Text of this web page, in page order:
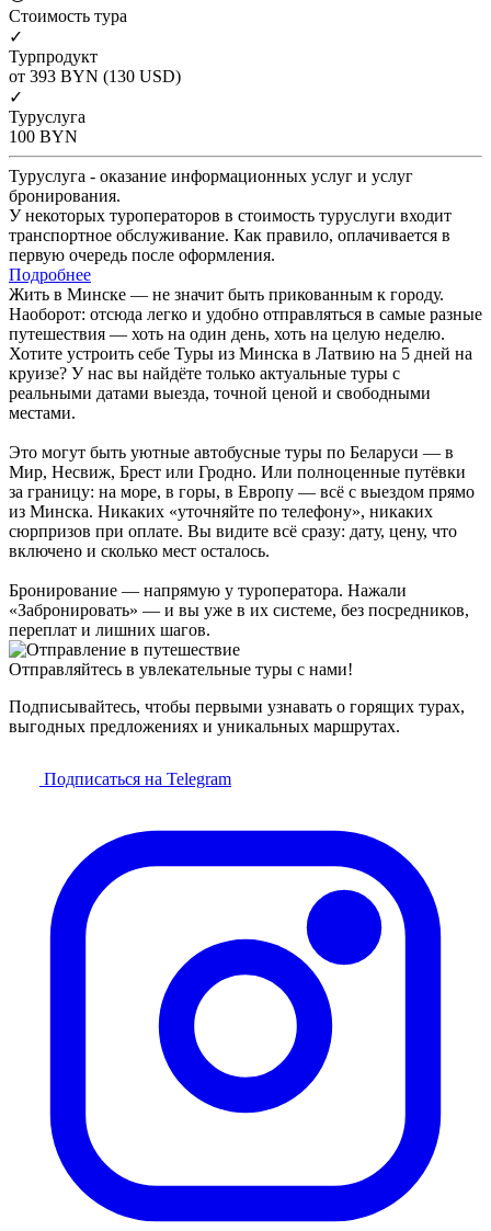
Cтоимость тура
✓
Турпродукт
от 393 BYN (130 USD)
✓
Туруслуга
100 BYN
Туруслуга - оказание информационных услуг и услуг
бронирования.
У некоторых туроператоров в стоимость туруслуги входит
транспортное обслуживание. Как правило, оплачивается в
первую очередь после оформления.
Подробнее
Жить в Минске — не значит быть прикованным к городу.
Наоборот: отсюда легко и удобно отправляться в самые разные
путешествия — хоть на один день, хоть на целую неделю.
Хотите устроить себе Туры из Минска в Латвию на 5 дней на
круизе? У нас вы найдёте только актуальные туры с
реальными датами выезда, точной ценой и свободными
местами.
Это могут быть уютные автобусные туры по Беларуси — в
Мир, Несвиж, Брест или Гродно. Или полноценные путёвки
за границу: на море, в горы, в Европу — всё с выездом прямо
из Минска. Никаких «уточняйте по телефону», никаких
сюрпризов при оплате. Вы видите всё сразу: дату, цену, что
включено и сколько мест осталось.
Бронирование — напрямую у туроператора. Нажали
«Забронировать» — и вы уже в их системе, без посредников,
переплат и лишних шагов.
Отправляйтесь в увлекательные туры с нами!
Подписывайтесь, чтобы первыми узнавать о горящих турах,
выгодных предложениях и уникальных маршрутах.
Подписаться на Telegram